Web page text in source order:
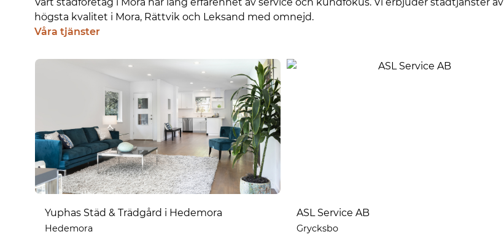
högsta kvalitet i Mora, Rättvik och Leksand med omnejd.
Våra tjänster
Yuphas Städ & Trädgård i Hedemora
Hedemora
ASL Service AB
Grycksbo